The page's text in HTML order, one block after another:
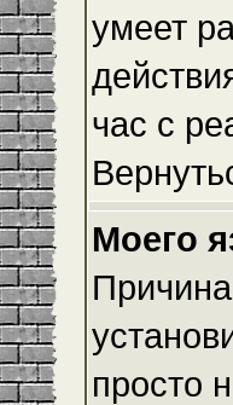
умеет
час с
Моего
просто